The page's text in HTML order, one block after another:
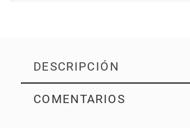
DESCRIPCIÓN
COMENTARIOS